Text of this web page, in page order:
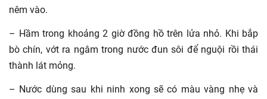
nêm vào.
– Hầm trong khoảng 2 giờ đồng hồ trên lửa nhỏ. Khi bắp
bò chín, vớt ra ngâm trong nước đun sôi để nguội rồi thái
thành lát mỏng.
– Nước dùng sau khi ninh xong sẽ có màu vàng nhẹ và